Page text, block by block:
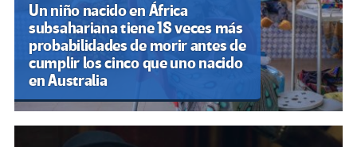
Un niño nacido en África
subsahariana tiene 18 veces más
probabilidades de morir antes de
cumplir los cinco que uno nacido
en Australia